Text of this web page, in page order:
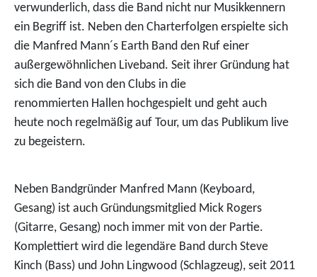
verwunderlich, dass die Band nicht nur Musikkennern
ein Begriff ist. Neben den Charterfolgen erspielte sich
die Manfred Mann´s Earth Band den Ruf einer
außergewöhnlichen Liveband. Seit ihrer Gründung hat
sich die Band von den Clubs in die
renommierten Hallen hochgespielt und geht auch
heute noch regelmäßig auf Tour, um das Publikum live
zu begeistern.
Neben Bandgründer Manfred Mann (Keyboard,
Gesang) ist auch Gründungsmitglied Mick Rogers
(Gitarre, Gesang) noch immer mit von der Partie.
Komplettiert wird die legendäre Band durch Steve
Kinch (Bass) und John Lingwood (Schlagzeug), seit 2011